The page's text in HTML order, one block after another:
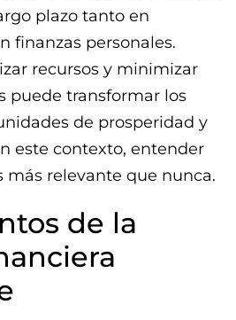
plazo tanto en
finanzas personales.
recursos y minimizar
puede transformar los
de prosperidad y
este contexto, entender
más relevante que nunca.
de la